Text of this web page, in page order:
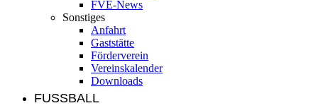
FVE-News
Sonstiges
Anfahrt
Gaststätte
Förderverein
Vereinskalender
Downloads
FUSSBALL